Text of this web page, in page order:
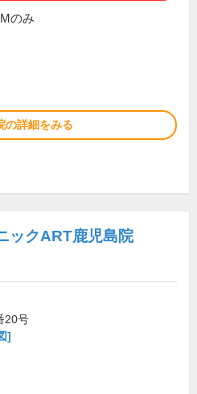
のみ
の詳細をみる
ックART鹿児島院
20号
]